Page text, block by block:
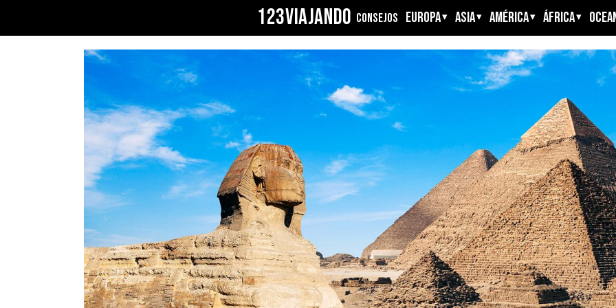
123VIAJANDO CONSEJOS EUROPA ASIA AMÉRICA ÁFRICA